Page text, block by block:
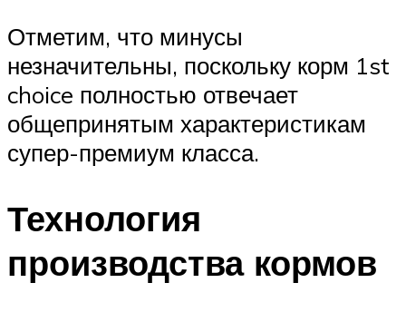
Отметим, что минусы
незначительны, поскольку корм 1st
choice полностью отвечает
общепринятым характеристикам
супер-премиум класса.
Технология
производства кормов